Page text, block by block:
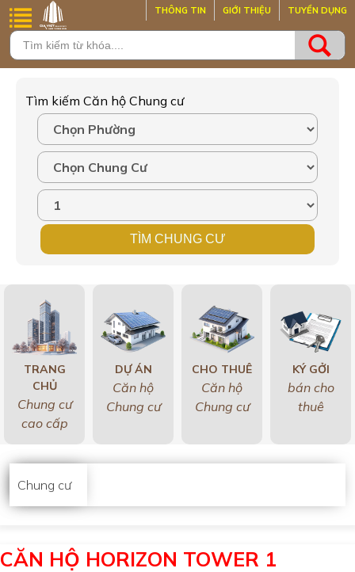
THÔNG TIN GIỚI THIỆU TUYỂN DỤNG
Tìm kiếm Căn hộ Chung cư
TRANG
CHỦ
Chung cư
cao cấp
DỰ ÁN
Căn hộ
Chung cư
CHO THUÊ
Căn hộ
Chung cư
KÝ GỞI
bán cho
thuê
Chung cư
CĂN HỘ HORIZON TOWER 1